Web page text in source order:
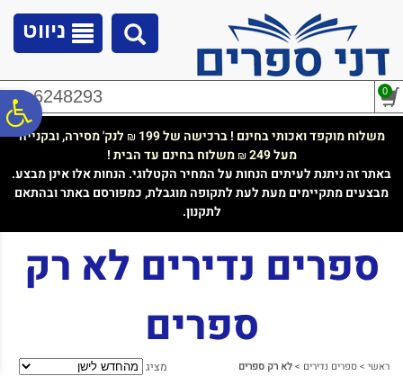
נגישות
ניווט
02-6248293 0
משלוח מוקפד ואכותי בחינם ! ברכישה של 199 ₪ לנק' מסירה, ובקנייה
מעל 249
₪משלוח בחינם עד הבית !
באתר זה ניתנת לעיתים הנחות על המחיר הקטלוגי. הנחות אלו אינן מבצע.
מבצעים מתקיימים מעת לעת לתקופה מוגבלת, כמפורסם באתר ובהתאם
לתקנון.
ספרים נדירים לא רק
ספרים
ראשי >ספרים נדירים >לא רק ספרים מציג